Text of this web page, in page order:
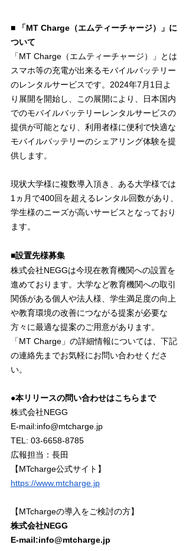
■
「MT Charge（エムティーチャージ）」に
ついて
「MT Charge（エムティーチャージ）」とは
スマホ等の充電が出来るモバイルバッテリー
のレンタルサービスです。2024年7月1日よ
り展開を開始し、この展開により、日本国内
でのモバイルバッテリーレンタルサービスの
提供が可能となり、利用者様に便利で快適な
モバイルバッテリーのシェアリング体験を提
供します。
現状大学様に複数導入頂き、ある大学様では
1ヵ月で400回を超えるレンタル回数があり、
学生様のニーズが高いサービスとなっており
ます。
■設置先様募集
株式会社NEGGは今現在教育機関への設置を
進めております。大学など教育機関への取引
関係がある個人や法人様、学生満足度の向上
や教育環境の改善につながる提案が必要な
方々に最適な提案のご用意があります。
「MT Charge」の詳細情報については、下記
の連絡先までお気軽にお問い合わせくださ
い。
●本リリースの問い合わせはこちらまで
株式会社NEGG
E-mail:info@mtcharge.jp
TEL: 03-6658-8785
広報担当：長田
【MTcharge公式サイト】
https://www.mtcharge.jp
【MTchargeの導入をご検討の方】
株式会社NEGG
E-mail:info@mtcharge.jp